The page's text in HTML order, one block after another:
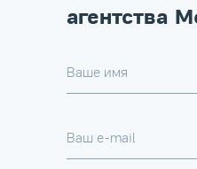
агентства
Ваше имя
Ваш e-mail